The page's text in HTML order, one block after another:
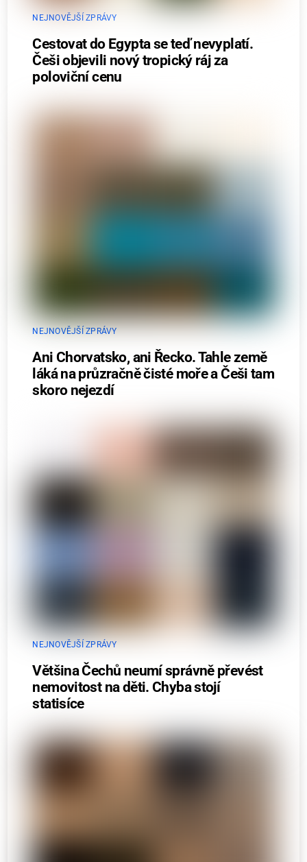
NEJNOVĚJŠÍ ZPRÁVY
Cestovat do Egypta se teď nevyplatí.
Češi objevili nový tropický ráj za
poloviční cenu
NEJNOVĚJŠÍ ZPRÁVY
Ani Chorvatsko, ani Řecko. Tahle země
láká na průzračně čisté moře a Češi tam
skoro nejezdí
NEJNOVĚJŠÍ ZPRÁVY
Většina Čechů neumí správně převést
nemovitost na děti. Chyba stojí
statisíce